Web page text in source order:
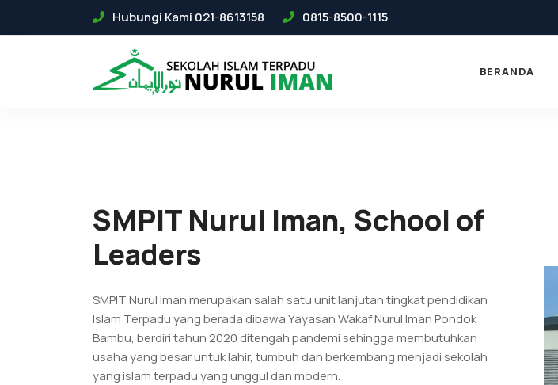
Hubungi Kami 021-8613158 0815-8500-1115
BERANDA
SMPIT Nurul Iman, School of
Leaders
SMPIT Nurul Iman merupakan salah satu unit lanjutan tingkat pendidikan
Islam Terpadu yang berada dibawa Yayasan Wakaf Nurul Iman Pondok
Bambu, berdiri tahun 2020 ditengah pandemi sehingga membutuhkan
usaha yang besar untuk lahir, tumbuh dan berkembang menjadi sekolah
yang islam terpadu yang unggul dan modern.